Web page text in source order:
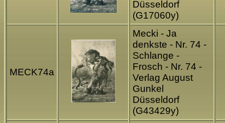
Düsseldorf
(G17060y)
MECK74a
Mecki - Ja
denkste - Nr. 74 -
Schlange -
Frosch - Nr. 74 -
Verlag August
Gunkel
Düsseldorf
(G43429y)